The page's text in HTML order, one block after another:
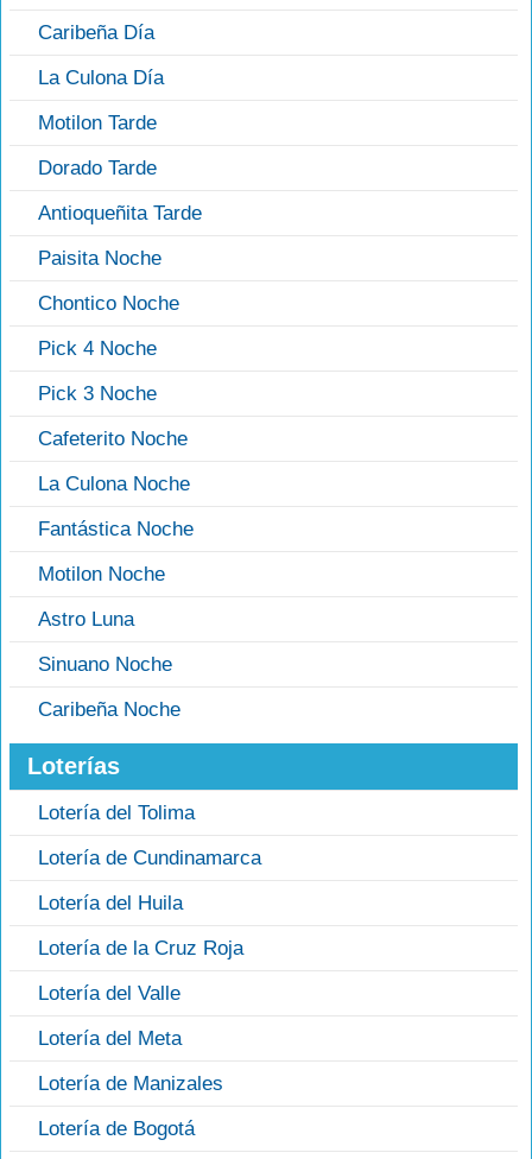
Caribeña Día
La Culona Día
Motilon Tarde
Dorado Tarde
Antioqueñita Tarde
Paisita Noche
Chontico Noche
Pick 4 Noche
Pick 3 Noche
Cafeterito Noche
La Culona Noche
Fantástica Noche
Motilon Noche
Astro Luna
Sinuano Noche
Caribeña Noche
Loterías
Lotería del Tolima
Lotería de Cundinamarca
Lotería del Huila
Lotería de la Cruz Roja
Lotería del Valle
Lotería del Meta
Lotería de Manizales
Lotería de Bogotá